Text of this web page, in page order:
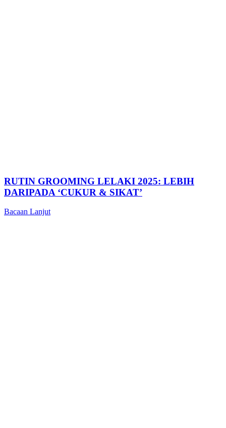
RUTIN GROOMING LELAKI 2025: LEBIH
DARIPADA ‘CUKUR & SIKAT’
Bacaan Lanjut